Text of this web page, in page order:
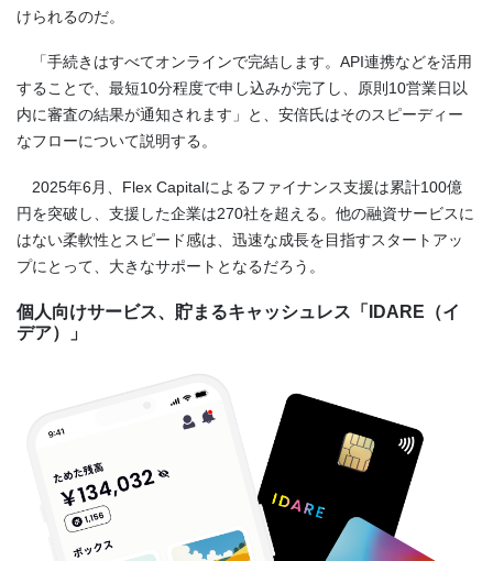
けられるのだ。
「手続きはすべてオンラインで完結します。API連携などを活用
することで、最短10分程度で申し込みが完了し、原則10営業日以
内に審査の結果が通知されます」と、安倍氏はそのスピーディー
なフローについて説明する。
2025年6月、Flex Capitalによるファイナンス支援は累計100億
円を突破し、支援した企業は270社を超える。他の融資サービスに
はない柔軟性とスピード感は、迅速な成長を目指すスタートアッ
プにとって、大きなサポートとなるだろう。
個人向けサービス、貯まるキャッシュレス「IDARE（イ
デア）」